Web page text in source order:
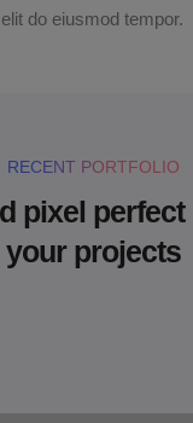
elit do eiusmod tempor.
RECENT PORTFOLIO
pixel
your projects